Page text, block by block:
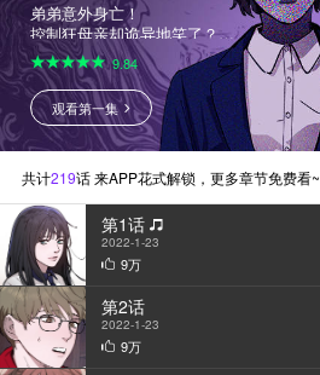
弟弟意外身亡！
控制狂母亲却诡异地笑了？
成绩优秀，品行端正的模范生吉晓
茗，一直以来都按照妈妈的要求，
过着完美女儿的生活。但是自从弟
弟的尸体从江中浮起的那一天起，
晓茗的脑海中便有了令人毛骨悚然
的想法。想要做一个完美妈妈和想
要摆脱妈妈掌控的女儿，她们之间
的残酷关系将会如何发展
9.84
观看第一集
共计219话 来APP花式解锁，更多章节免费看~
第1话
2022-1-23
9万
第2话
2022-1-23
9万